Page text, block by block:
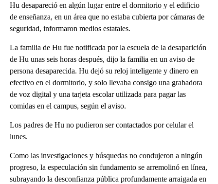
Hu desapareció en algún lugar entre el dormitorio y el edificio
de enseñanza, en un área que no estaba cubierta por cámaras de
seguridad, informaron medios estatales.
La familia de Hu fue notificada por la escuela de la desaparición
de Hu unas seis horas después, dijo la familia en un aviso de
persona desaparecida. Hu dejó su reloj inteligente y dinero en
efectivo en el dormitorio, y solo llevaba consigo una grabadora
de voz digital y una tarjeta escolar utilizada para pagar las
comidas en el campus, según el aviso.
Los padres de Hu no pudieron ser contactados por celular el
lunes.
Como las investigaciones y búsquedas no condujeron a ningún
progreso, la especulación sin fundamento se arremolinó en línea,
subrayando la desconfianza pública profundamente arraigada en